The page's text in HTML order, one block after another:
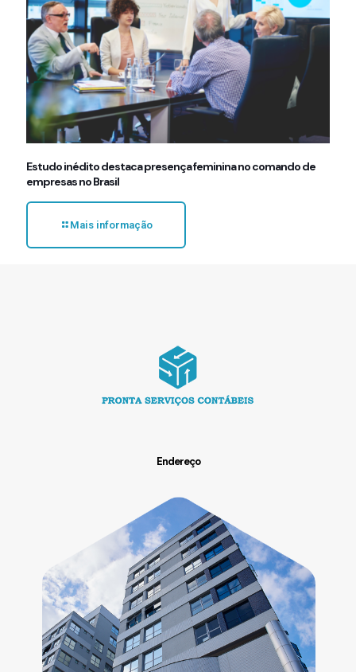
Estudo inédito destaca presença feminina no comando de
empresas no Brasil
Mais informação
Endereço